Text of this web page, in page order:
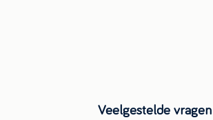
Veelgestelde vragen